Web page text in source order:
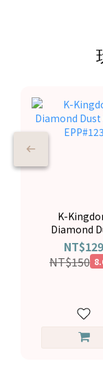
K-
Diamond
GlitterNT$129
NT$150